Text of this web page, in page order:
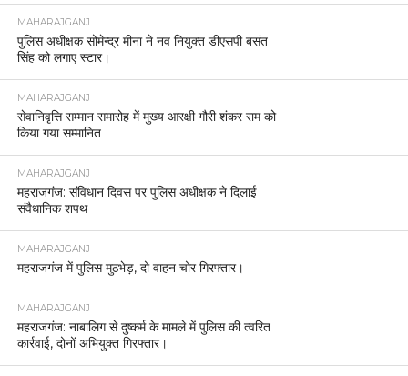
MAHARAJGANJ
पुलिस अधीक्षक सोमेन्द्र मीना ने नव नियुक्त डीएसपी बसंत
सिंह को लगाए स्टार।
MAHARAJGANJ
सेवानिवृत्ति सम्मान समारोह में मुख्य आरक्षी गौरी शंकर राम को
किया गया सम्मानित
MAHARAJGANJ
महराजगंज: संविधान दिवस पर पुलिस अधीक्षक ने दिलाई
संवैधानिक शपथ
MAHARAJGANJ
महराजगंज में पुलिस मुठभेड़, दो वाहन चोर गिरफ्तार।
MAHARAJGANJ
महराजगंज: नाबालिग से दुष्कर्म के मामले में पुलिस की त्वरित
कार्रवाई, दोनों अभियुक्त गिरफ्तार।